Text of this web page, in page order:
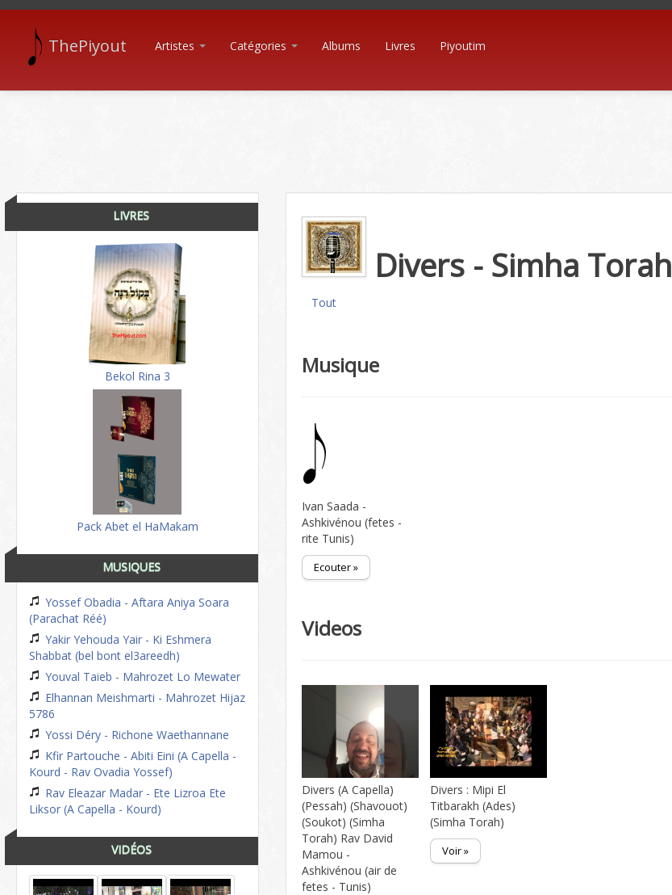
ThePiyout Artistes Catégories Albums Livres Piyoutim
LIVRES
Bekol Rina 3
Pack Abet el HaMakam
MUSIQUES
Yossef Obadia - Aftara Aniya Soara
(Parachat Réé)
Yakir Yehouda Yair - Ki Eshmera
Shabbat (bel bont el3areedh)
Youval Taieb - Mahrozet Lo Mewater
Elhannan Meishmarti - Mahrozet Hijaz
5786
Yossi Déry - Richone Waethannane
Kfir Partouche - Abiti Eini (A Capella -
Kourd - Rav Ovadia Yossef)
Rav Eleazar Madar - Ete Lizroa Ete
Liksor (A Capella - Kourd)
VIDÉOS
Divers - Simha Torah
Tout
Musique
Ivan Saada -
Ashkivénou (fetes -
rite Tunis)
Ecouter »
Videos
Divers (A Capella)
(Pessah) (Shavouot)
(Soukot) (Simha
Torah) Rav David
Mamou -
Ashkivénou (air de
fetes - Tunis)
Divers : Mipi El
Titbarakh (Ades)
(Simha Torah)
Voir »